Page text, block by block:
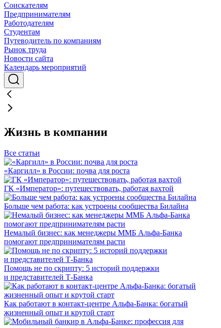
Соискателям
Предпринимателям
Работодателям
Студентам
Путеводитель по компаниям
Рынок труда
Новости сайта
Календарь мероприятий
Жизнь в компании
Все статьи
«Каргилл» в России: почва для роста
ГК «Император»: путешествовать, работая вахтой
Больше чем работа: как устроены сообщества Билайна
Немалый бизнес: как менеджеры ММБ Альфа-Банка
помогают предпринимателям расти
Помощь не по скрипту: 5 историй поддержки
и представителей Т-Банка
Как работают в контакт-центре Альфа-Банка: богатый
жизненный опыт и крутой старт